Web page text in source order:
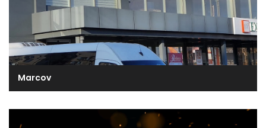
Marcov